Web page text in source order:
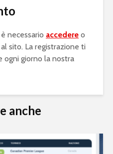
necessario accedere o
al sito. La registrazione ti
ogni giorno la nostra
anche